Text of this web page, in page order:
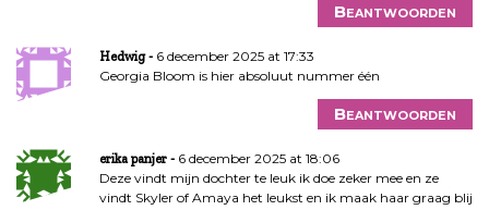
Beantwoorden
Hedwig
6 december 2025 at 17:33
Georgia Bloom is hier absoluut nummer één
Beantwoorden
erika panjer
6 december 2025 at 18:06
Deze vindt mijn dochter te leuk ik doe zeker mee en ze
vindt Skyler of Amaya het leukst en ik maak haar graag blij